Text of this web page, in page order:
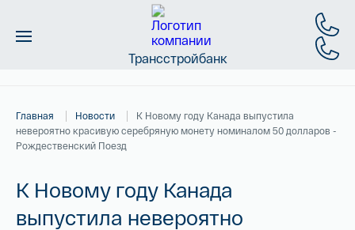
Трансстройбанк
Слитки
Новинки
Главная Новости
К Новому году Канада выпустила
невероятно красивую серебряную монету номиналом 50 долларов -
Рождественский Поезд
К Новому году Канада
выпустила невероятно